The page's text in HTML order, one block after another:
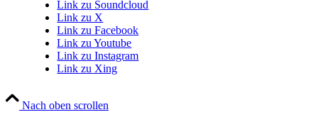
Link zu Soundcloud
Link zu X
Link zu Facebook
Link zu Youtube
Link zu Instagram
Link zu Xing
Nach oben scrollen